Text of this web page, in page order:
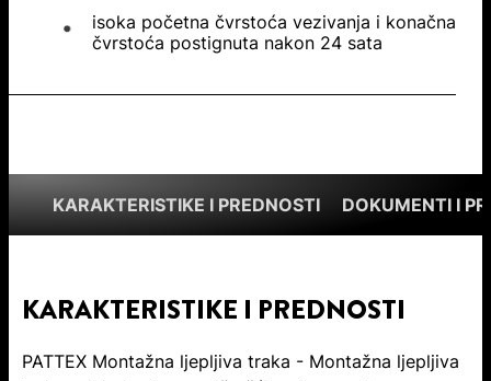
isoka početna čvrstoća vezivanja i konačna
čvrstoća postignuta nakon 24 sata
KARAKTERISTIKE I PREDNOSTI DOKUMENTI I
KARAKTERISTIKE I PREDNOSTI
PATTEX Montažna ljepljiva traka - Montažna ljepljiva